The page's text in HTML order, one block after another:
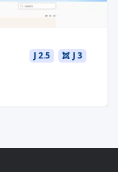
J 3
J 2.5